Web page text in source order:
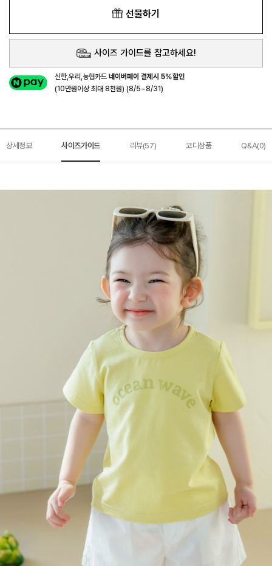
선물하기
사이즈 가이드를 참고하세요!
신한,우리,농협카드네이버페이 결제시 5%할인
(10만원이상 최대 8천원) (8/5~8/31)
상세정보 사이즈가이드 리뷰(57) 코디상품 Q&A(0)